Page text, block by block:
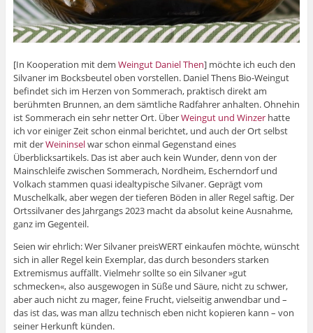
[In Kooperation mit dem Weingut Daniel Then] möchte ich euch den
Silvaner im Bocksbeutel oben vorstellen. Daniel Thens Bio-Weingut
befindet sich im Herzen von Sommerach, praktisch direkt am
berühmten Brunnen, an dem sämtliche Radfahrer anhalten. Ohnehin
ist Sommerach ein sehr netter Ort. ÜberWeingut und Winzerhatte
ich vor einiger Zeit schon einmal berichtet, und auch der Ort selbst
mit derWeininselwar schon einmal Gegenstand eines
Überblicksartikels. Das ist aber auch kein Wunder, denn von der
Mainschleife zwischen Sommerach, Nordheim, Escherndorf und
Volkach stammen quasi idealtypische Silvaner. Geprägt vom
Muschelkalk, aber wegen der tieferen Böden in aller Regel saftig. Der
Ortssilvaner des Jahrgangs 2023 macht da absolut keine Ausnahme,
ganz im Gegenteil.
Seien wir ehrlich: Wer Silvaner preisWERT einkaufen möchte, wünscht
sich in aller Regel kein Exemplar, das durch besonders starken
Extremismus auffällt. Vielmehr sollte so ein Silvaner »gut
schmecken«, also ausgewogen in Süße und Säure, nicht zu schwer,
aber auch nicht zu mager, feine Frucht, vielseitig anwendbar und –
das ist das, was man allzu technisch eben nicht kopieren kann – von
seiner Herkunft künden.